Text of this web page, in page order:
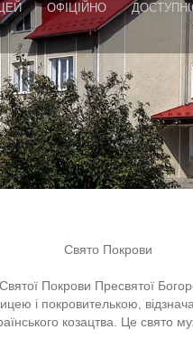
ОФІЦІЙНО
Свято Покрови
Покрови Пресвятої
і покровителькою,
козацтва. Це свято